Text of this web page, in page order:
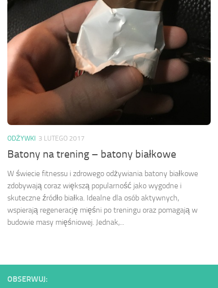
ODŻYWKI 3 LUTEGO 2017
Batony na trening – batony białkowe
W świecie fitnessu i zdrowego odżywiania batony białkowe
zdobywają coraz większą popularność jako wygodne i
skuteczne źródło białka. Idealne dla osób aktywnych,
wspierają regenerację mięśni po treningu oraz pomagają w
budowie masy mięśniowej. Jednak,...
OBSERWUJ: